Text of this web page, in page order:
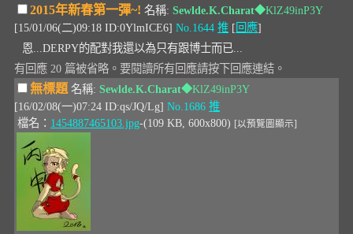
2015年新春第一彈~! 名稱: Sewlde.K.Charat◆KlZ49inP3Y
[15/01/06(二)09:18 ID:0YlmICE6] No.1644 推 [ 回應]
恩...DERPY的配對我還以為只有跟博士而已...
有回應 20 篇被省略。要閱讀所有回應請按下回應連結。
無標題 名稱: Sewlde.K.Charat◆KlZ49inP3Y
[16/02/08(一)07:24 ID:qs/JQ/Lg] No.1686 推
檔名： 1454887465103.jpg-(109 KB, 600x800) [以預覽圖顯示]